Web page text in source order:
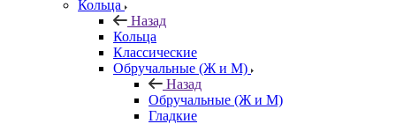
Кольца
Назад
Кольца
Классические
Обручальные (Ж и М)
Назад
Обручальные (Ж и М)
Гладкие